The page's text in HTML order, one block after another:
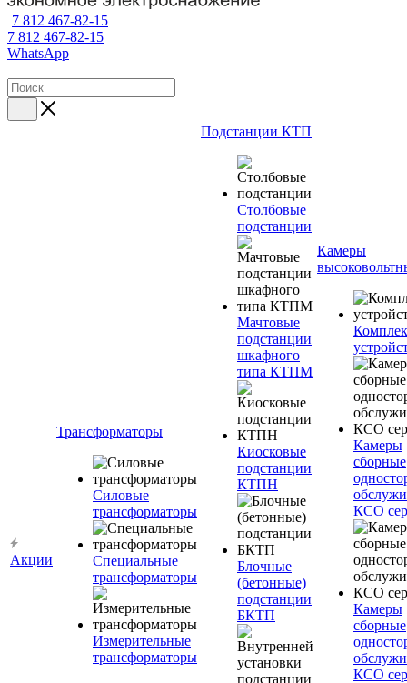
7 812 467-82-15
7 812 467-82-15
WhatsApp
Акции
Трансформаторы
Силовые
трансформаторы
Специальные
трансформаторы
Измерительные
трансформаторы
Подстанции КТП
Столбовые
подстанции
Мачтовые
подстанции
шкафного
типа КТПМ
Киосковые
подстанции
КТПН
Блочные
(бетонные)
подстанции
БКТП
Камеры
Камеры
сборные
КСО
Камеры
сборные
КСО